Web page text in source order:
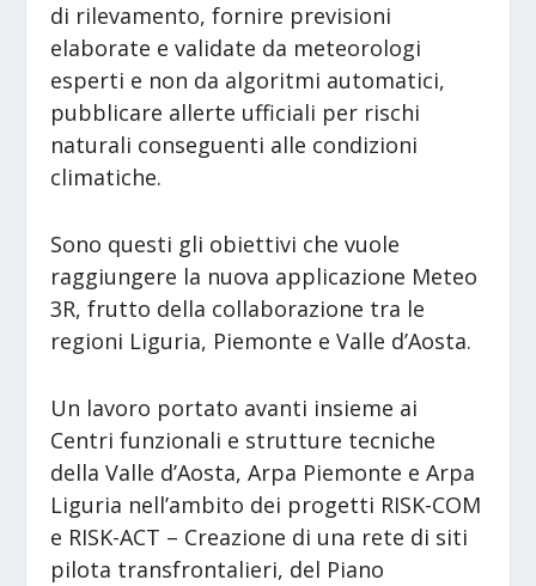
di rilevamento, fornire previsioni
elaborate e validate da meteorologi
esperti e non da algoritmi automatici,
pubblicare allerte ufficiali per rischi
naturali conseguenti alle condizioni
climatiche.
Sono questi gli obiettivi che vuole
raggiungere la nuova applicazione Meteo
3R, frutto della collaborazione tra le
regioni Liguria, Piemonte e Valle d’Aosta.
Un lavoro portato avanti insieme ai
Centri funzionali e strutture tecniche
della Valle d’Aosta, Arpa Piemonte e Arpa
Liguria nell’ambito dei progetti RISK-COM
e RISK-ACT – Creazione di una rete di siti
pilota transfrontalieri, del Piano